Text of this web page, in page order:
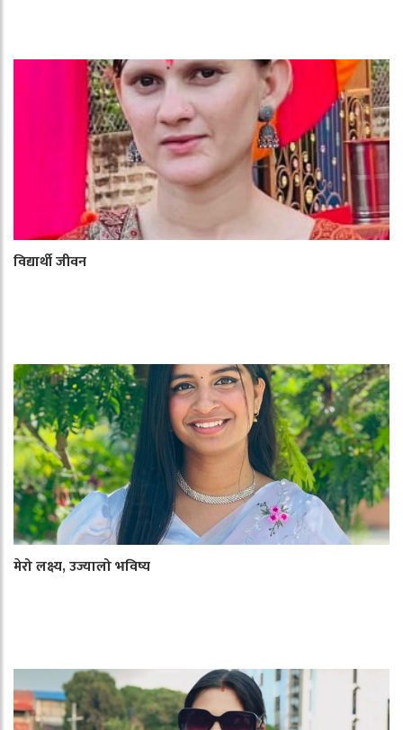
विद्यार्थी जीवन
मेरो लक्ष्य, उज्यालो भविष्य